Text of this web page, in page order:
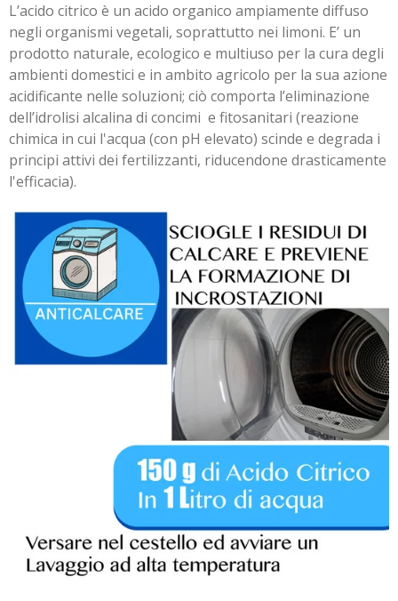
L’acido citrico è un acido organico ampiamente diffuso
negli organismi vegetali, soprattutto nei limoni. E’ un
prodotto naturale, ecologico e multiuso per la cura degli
ambienti domestici e in ambito agricolo per la sua azione
acidificante nelle soluzioni; ciò comporta l’eliminazione
dell’idrolisi alcalina di concimi e fitosanitari (reazione
chimica in cui l'acqua (con pH elevato) scinde e degrada i
principi attivi dei fertilizzanti, riducendone drasticamente
l'efficacia).